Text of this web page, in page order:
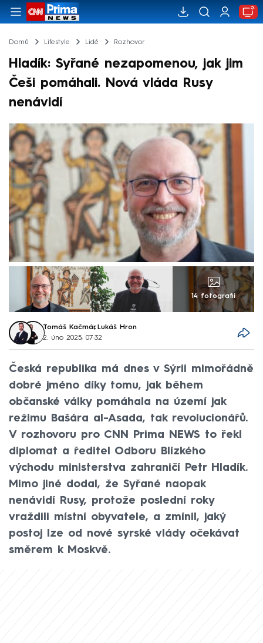
Domů Lifestyle Lidé Rozhovor
Hladík: Syřané nezapomenou, jak jim
Češi pomáhali. Nová vláda Rusy
nenávidí
14 fotografií
Tomáš Kačmár, Lukáš Hron
2. úno 2025, 07:32
Česká republika má dnes v Sýrii mimořádně
dobré jméno díky tomu, jak během
občanské války pomáhala na území jak
režimu Bašára al-Asada, tak revolucionářů.
V rozhovoru pro CNN Prima NEWS to řekl
diplomat a ředitel Odboru Blízkého
východu ministerstva zahraničí Petr Hladík.
Mimo jiné dodal, že Syřané naopak
nenávidí Rusy, protože poslední roky
vraždili místní obyvatele, a zmínil, jaký
postoj lze od nové syrské vlády očekávat
směrem k Moskvě.